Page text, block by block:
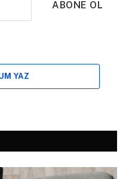
ABONE OL
YAZ